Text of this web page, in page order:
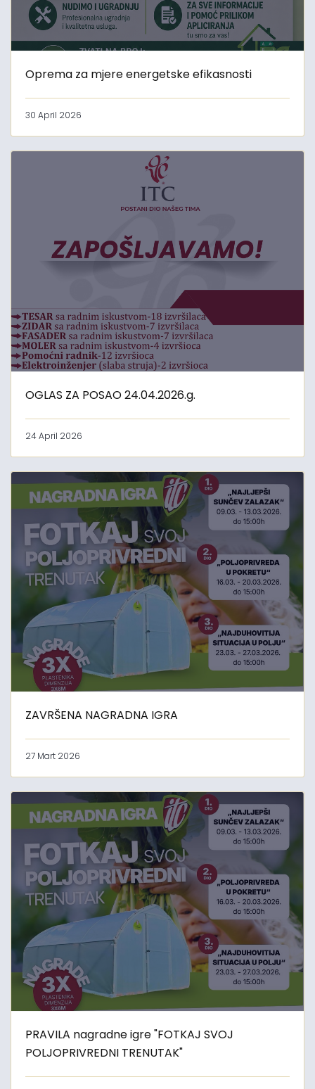
Oprema za mjere energetske efikasnosti
30 April 2026
OGLAS ZA POSAO 24.04.2026.g.
24 April 2026
ZAVRŠENA NAGRADNA IGRA
27 Mart 2026
PRAVILA nagradne igre "FOTKAJ SVOJ
POLJOPRIVREDNI TRENUTAK"